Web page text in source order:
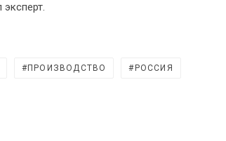
ПРОИЗВОДСТВО РОССИЯ